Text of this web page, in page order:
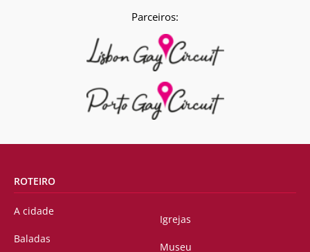
Parceiros:
ROTEIRO
A cidade
Baladas
Igrejas
Museu